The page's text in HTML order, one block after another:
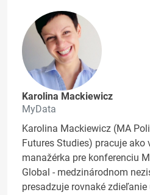
Karolina Mackiewicz
MyData
Karolina Mackiewicz (MA
Futures Studies) pracuje ako
manažérka pre konferenciu
Global - medzinárodnom
presadzuje rovnaké